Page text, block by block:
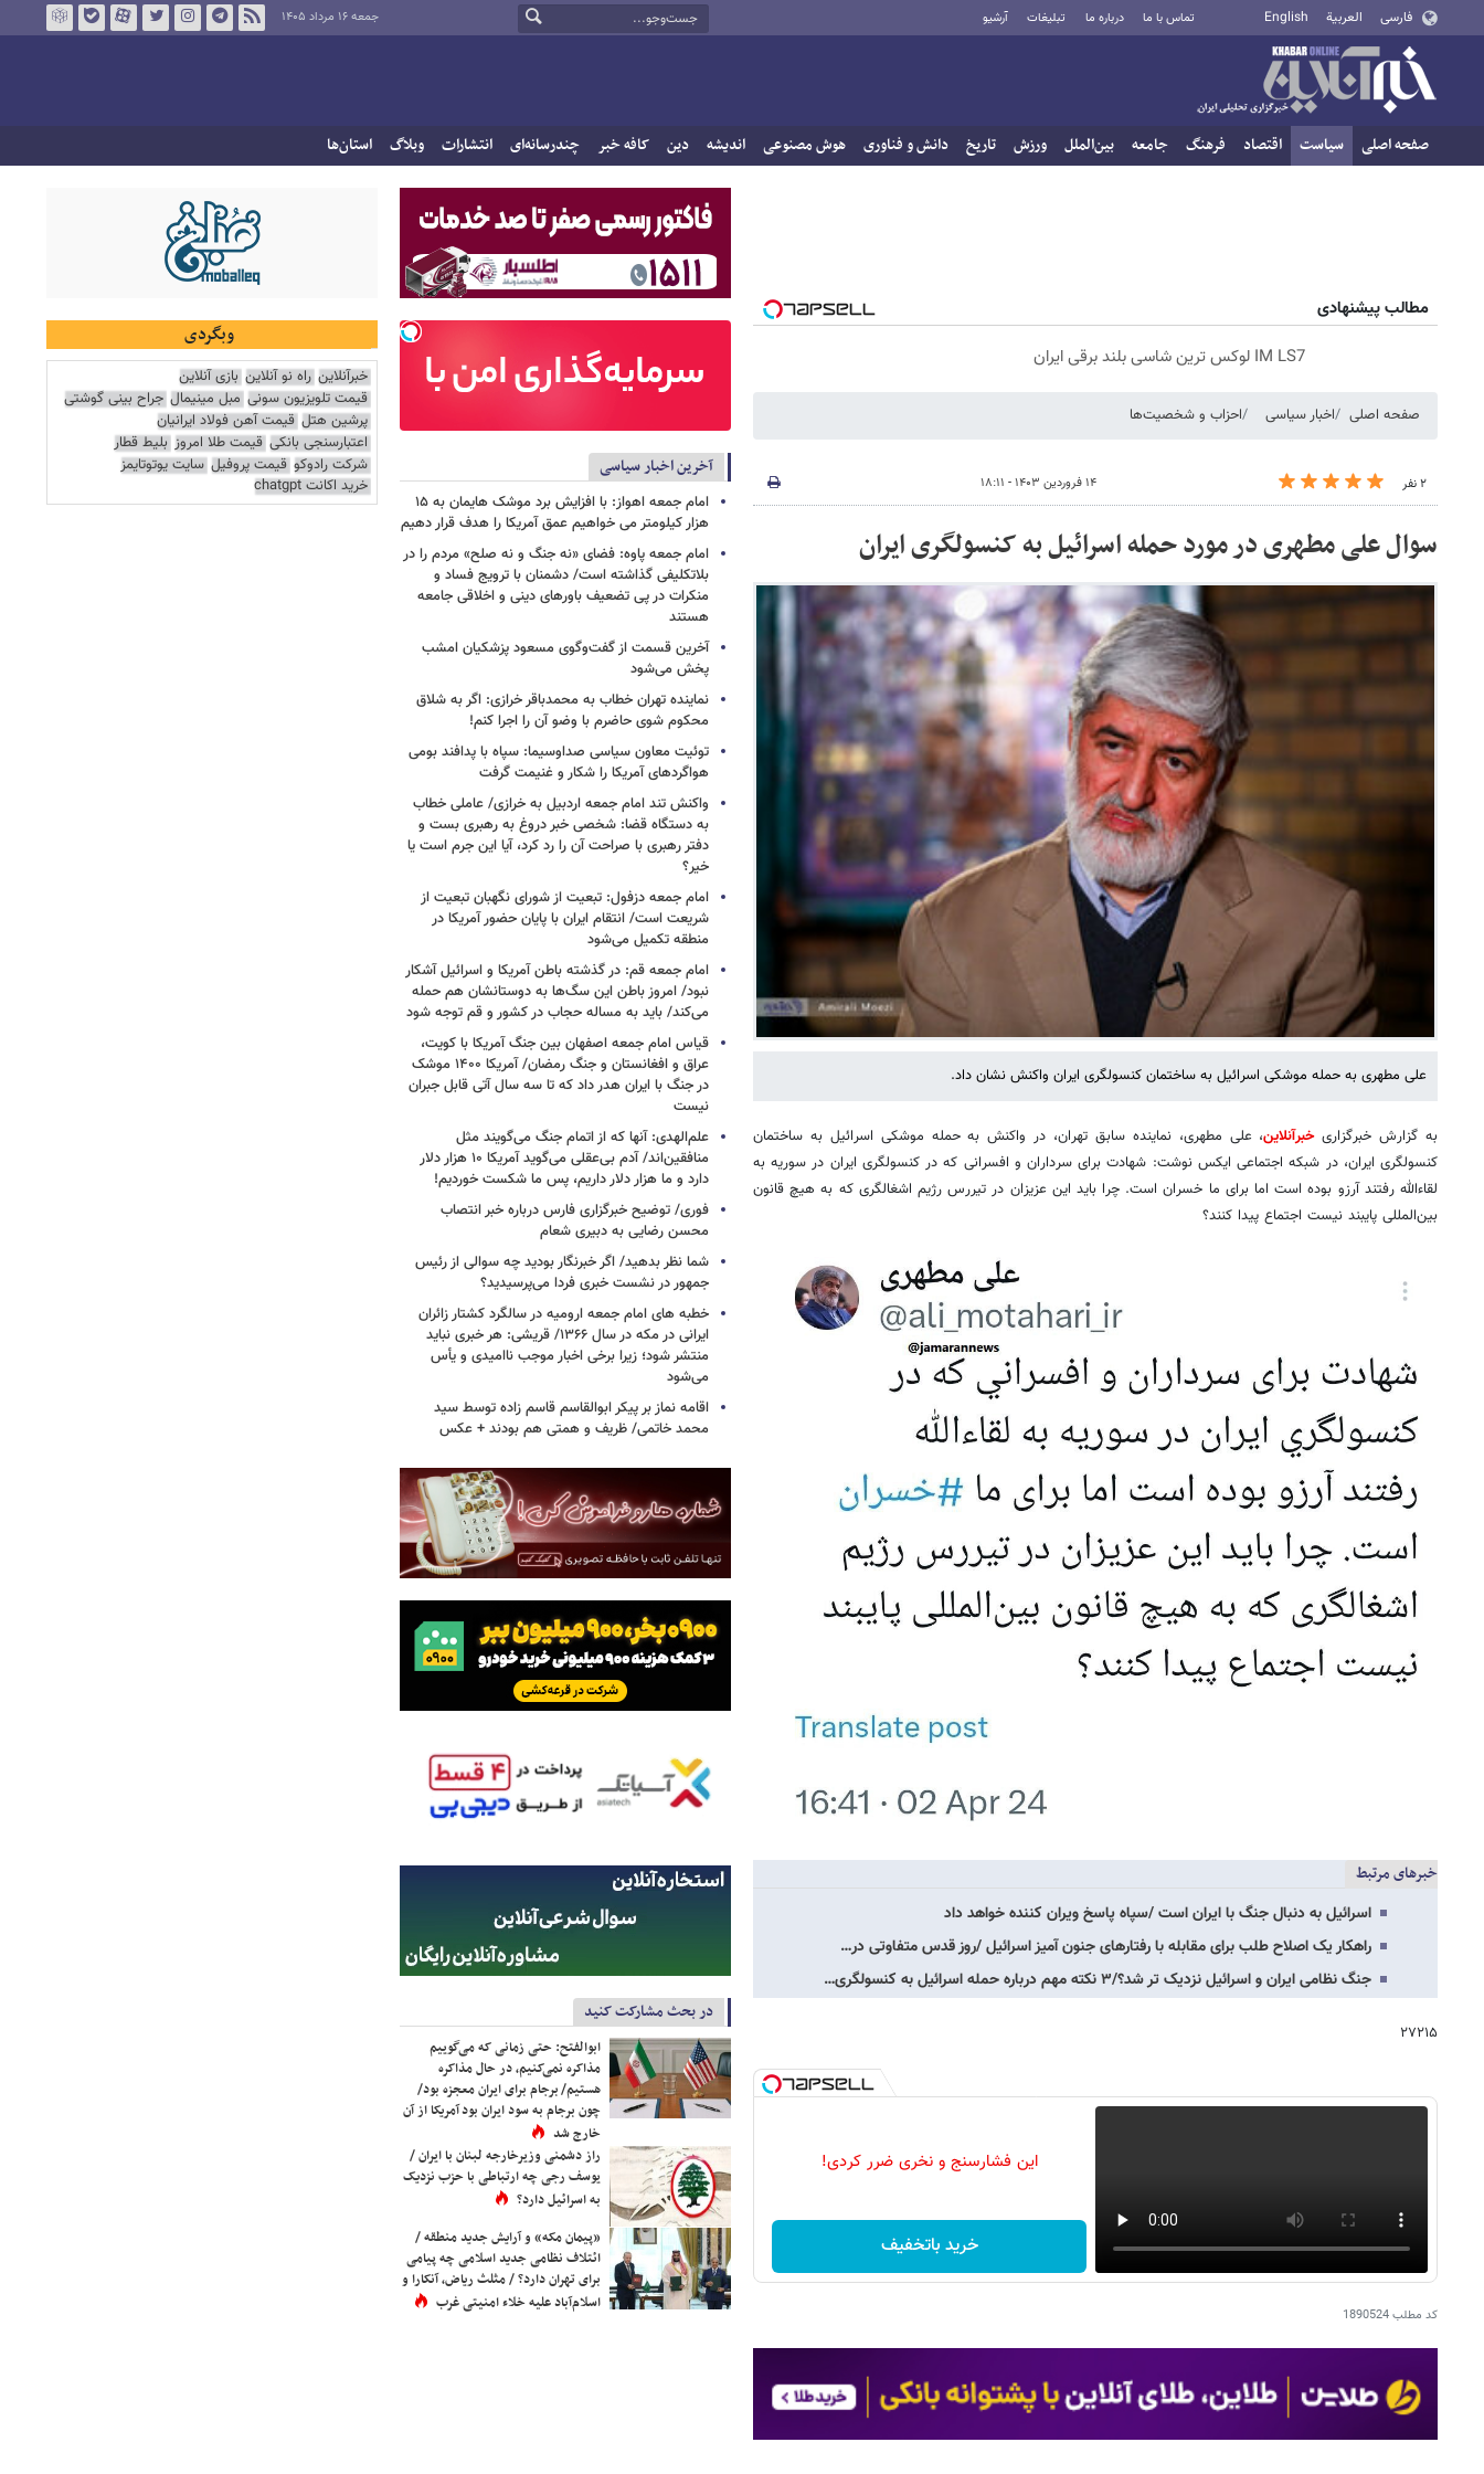
فارسی العربية English تماس با ما درباره ما تبلیغات آرشیو جمعه ۱۶ مرداد ۱۴۰۵
صفحه اصلی سیاست اقتصاد فرهنگ جامعه بین‌الملل ورزش تاریخ دانش و فناوری هوش مصنوعی اندیشه دین کافه خبر چندرسانه‌ای انتشارات وبلاگ استان‌ها
مطالب پیشنهادی
IM LS7 لوکس ترین شاسی بلند برقی ایران
صفحه اصلی اخبار سیاسی احزاب و شخصیت‌ها
۲ نفر ۱۴ فروردین ۱۴۰۳ - ۱۸:۱۱
سوال علی مطهری در مورد حمله اسرائیل به کنسولگری ایران
علی مطهری به حمله موشکی اسرائیل به ساختمان کنسولگری ایران واکنش نشان داد.
به گزارش خبرگزاریخبرآنلاین، علی مطهری، نماینده سابق تهران، در واکنش به حمله موشکی اسرائیل به ساختمان
کنسولگری ایران، در شبکه اجتماعی ایکس نوشت: شهادت برای سرداران و افسرانی که در کنسولگری ایران در سوریه به
لقاءالله رفتند آرزو بوده است اما برای ما ‎خسران است. چرا باید این عزیزان در تیررس رژیم اشغالگری که به هیچ قانون
بین‌المللی پایبند نیست اجتماع پیدا کنند؟
خبرهای مرتبط
اسرائیل به دنبال جنگ با ایران است /سپاه پاسخ ویران کننده خواهد داد
راهکار یک اصلاح طلب برای مقابله با رفتارهای جنون آمیز اسرائیل /روز قدس متفاوتی در…
جنگ نظامی ایران و اسرائیل نزدیک تر شد؟/۳ نکته مهم درباره حمله اسرائیل به کنسولگری…
۲۷۲۱۵
این فشارسنج و نخری ضرر کردی!
خرید باتخفیف
کد مطلب1890524
آخرین اخبار سیاسی
امام‌ جمعه اهواز: با افزایش برد موشک هایمان به ۱۵
هزار کیلومتر می خواهیم عمق آمریکا را هدف قرار دهیم
امام جمعه پاوه: فضای «نه جنگ و نه صلح» مردم را در
بلاتکلیفی گذاشته است/ دشمنان با ترویج فساد و
منکرات در پی تضعیف باورهای دینی و اخلاقی جامعه
هستند
آخرین قسمت از گفت‌وگوی مسعود پزشکیان امشب
پخش می‌شود
نماینده تهران خطاب به محمدباقر خرازی: اگر به شلاق
محکوم شوی حاضرم با وضو آن را اجرا کنم!
توئیت معاون سیاسی صداوسیما: سپاه با پدافند بومی
هواگردهای آمریکا را شکار و غنیمت گرفت
واکنش تند امام جمعه اردبیل به خرازی/ عاملی خطاب
به دستگاه قضا: شخصی خبر دروغ به رهبری بست و
دفتر رهبری با صراحت آن را رد کرد، آیا این جرم است یا
خیر؟
امام جمعه دزفول: تبعیت از شورای نگهبان تبعیت از
شریعت است/ انتقام ایران با پایان حضور آمریکا در
منطقه تکمیل می‌شود
امام جمعه قم: در گذشته باطن آمریکا و اسرائیل آشکار
نبود/ امروز باطن این سگ‌ها به دوستانشان هم حمله
می‌کند/ باید به مساله حجاب در کشور و قم توجه شود
قیاس امام جمعه اصفهان بین جنگ آمریکا با کویت،
عراق و افغانستان و جنگ رمضان/ آمریکا ۱۴۰۰ موشک
در جنگ با ایران هدر داد که تا سه سال آتی قابل جبران
نیست
علم‌الهدی: آنها که از اتمام جنگ می‌گویند مثل
منافقین‌اند/ آدم بی‌عقلی می‌گوید آمریکا ۱۰ هزار دلار
دارد و ما هزار دلار داریم، پس ما شکست خوردیم!
فوری/ توضیح خبرگزاری فارس درباره خبر انتصاب
محسن رضایی به دبیری شعام
شما نظر بدهید/ اگر خبرنگار بودید چه سوالی از رئیس
جمهور در نشست خبری فردا می‌پرسیدید؟
خطبه های امام جمعه ارومیه در سالگرد کشتار زائران
ایرانی در مکه در سال ۱۳۶۶/ قریشی: هر خبری نباید
منتشر شود؛ زیرا برخی اخبار موجب ناامیدی و یأس
می‌شود
اقامه نماز بر پیکر ابوالقاسم قاسم زاده توسط سید
محمد خاتمی/ ظریف و همتی هم بودند + عکس
در بحث مشارکت کنید
ابوالفتح: حتی زمانی که می‌گوییم
مذاکره نمی‌کنیم، در حال مذاکره
هستیم/ برجام برای ایران معجزه بود/
چون برجام به سود ایران بود آمریکا از آن
خارج شد
راز دشمنی وزیرخارجه لبنان با ایران /
یوسف رجی چه ارتباطی با حزب نزدیک
به اسرائیل دارد؟
«پیمان مکه» و آرایش جدید منطقه /
ائتلاف نظامی جدید اسلامی چه پیامی
برای تهران دارد؟ / مثلث ریاض، آنکارا و
اسلام‌آباد علیه خلاء امنیتی غرب
وبگردی
خبرآنلاین راه نو آنلاین بازی آنلاین
قیمت تلویزیون سونی مبل مینیمال جراح بینی گوشتی
پرشین هتل قیمت آهن فولاد ایرانیان
اعتبارسنجی بانکی قیمت طلا امروز بلیط قطار
شرکت رادوکو قیمت پروفیل سایت یوتوتایمز
خرید اکانت chatgpt